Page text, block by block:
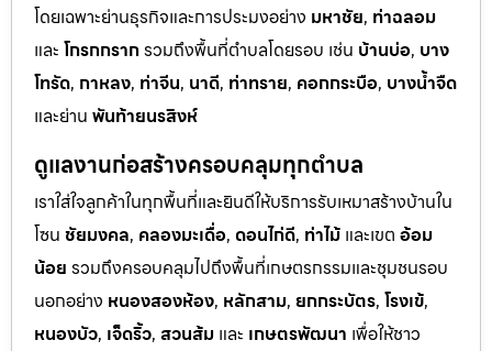
โดยเฉพาะย่านธุรกิจและการประมงอย่าง มหาชัย, ท่าฉลอม
และ โกรกกรากรวมถึงพื้นที่ตำบลโดยรอบ เช่น บ้านบ่อ, บาง
โทรัด, กาหลง, ท่าจีน, นาดี, ท่าทราย, คอกกระบือ, บางน้ำจืด
และย่าน พันท้ายนรสิงห์
ดูแลงานก่อสร้างครอบคลุมทุกตำบล
เราใส่ใจลูกค้าในทุกพื้นที่และยินดีให้บริการรับเหมาสร้างบ้านใน
โซน ชัยมงคล, คลองมะเดื่อ, ดอนไก่ดี, ท่าไม้ และเขต อ้อม
น้อย รวมถึงครอบคลุมไปถึงพื้นที่เกษตรกรรมและชุมชนรอบ
นอกอย่าง หนองสองห้อง, หลักสาม, ยกกระบัตร, โรงเข้,
หนองบัว, เจ็ดริ้ว, สวนส้ม และ เกษตรพัฒนา เพื่อให้ชาว